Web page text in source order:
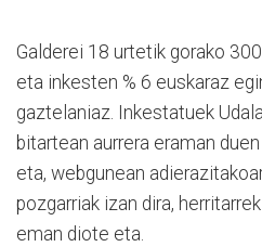
Galderei 18 urtetik gorako
eta inkesten % 6 euskaraz
gaztelaniaz. Inkestatuek
bitartean aurrera eraman
eta, webgunean
pozgarriak izan dira,
eman diote eta.